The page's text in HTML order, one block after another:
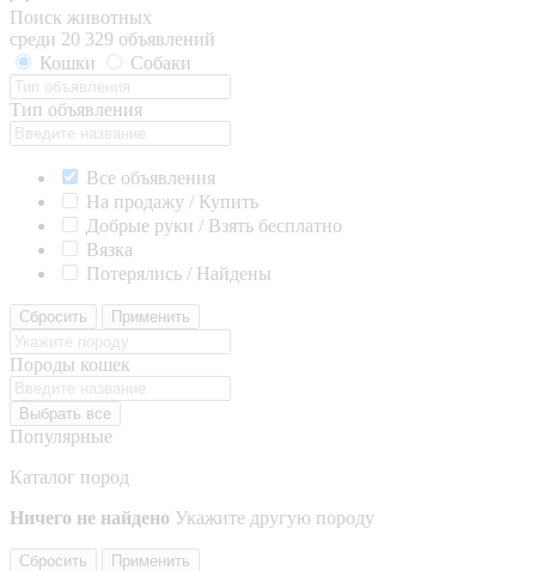
Поиск животных
среди 20 329 объявлений
Кошки
Собаки
Тип объявления
Все объявления
На продажу / Купить
Добрые руки / Взять бесплатно
Вязка
Потерялись / Найдены
Сбросить Применить
Породы кошек
Выбрать все
Популярные
Каталог пород
Ничего не найдено Укажите другую породу
Сбросить Применить